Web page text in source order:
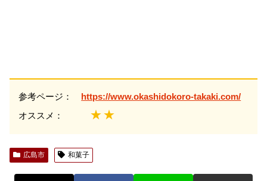
参考ページ： https://www.okashidokoro-takaki.com/
オススメ： ★★
広島市 和菓子